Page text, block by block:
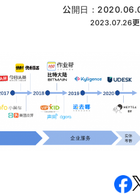
公開日：
2023.07.26